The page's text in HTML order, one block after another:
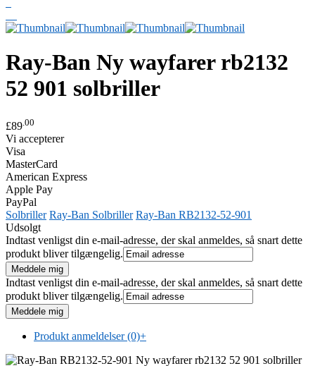
Ray-Ban Ny wayfarer rb2132
52 901 solbriller
£89 .00
Vi accepterer
Visa
MasterCard
American Express
Apple Pay
PayPal
Solbriller Ray-Ban Solbriller Ray-Ban RB2132-52-901
Udsolgt
Indtast venligst din e-mail-adresse, der skal anmeldes, så snart dette
produkt bliver tilgængelig.
Indtast venligst din e-mail-adresse, der skal anmeldes, så snart dette
produkt bliver tilgængelig.
Produkt anmeldelser (0)+